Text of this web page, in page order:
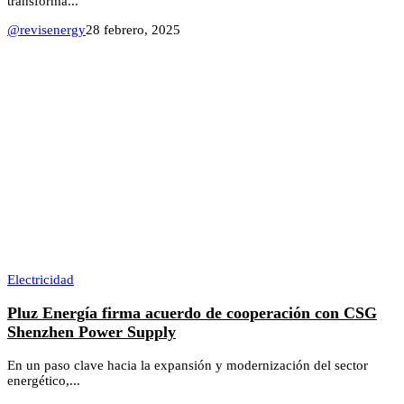
@revisenergy28 febrero, 2025
Electricidad
Pluz Energía firma acuerdo de cooperación con CSG
Shenzhen Power Supply
En un paso clave hacia la expansión y modernización del sector
energético,...